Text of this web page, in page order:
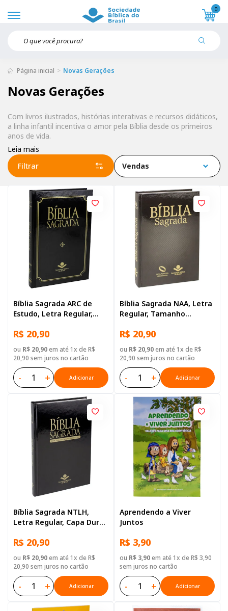
0
Página inicial Novas Gerações
Novas Gerações
Com livros ilustrados, histórias interativas e recursos didáticos,
a linha infantil incentiva o amor pela Bíblia desde os primeiros
anos de vida.
Leia mais
Filtrar
Bíblia Sagrada ARC de
Estudo, Letra Regular,
Preta
R$ 20,90
ou R$ 20,90em até 1x de R$
20,90 sem juros no cartão
- + Adicionar
Bíblia Sagrada NAA, Letra
Regular, Tamanho
R$ 20,90
ou R$ 20,90em até 1x de R$
20,90 sem juros no cartão
- + Adicionar
Bíblia Sagrada NTLH,
Letra Regular, Capa Dura
R$ 20,90
ou R$ 20,90em até 1x de R$
20,90 sem juros no cartão
- + Adicionar
Aprendendo a Viver
Juntos
R$ 3,90
ou R$ 3,90em até 1x de R$ 3,90
sem juros no cartão
- + Adicionar